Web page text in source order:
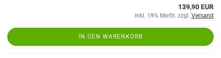
139,90 EUR
inkl. 19% MwSt. zzgl. Versand
IN DEN WARENKORB